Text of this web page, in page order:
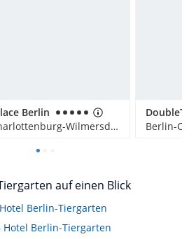
Berlin
Berlin-Charlottenburg-Wilmersdorf, Deutschland
auf einen Blick
Berlin-Tiergarten
Berlin-Tiergarten